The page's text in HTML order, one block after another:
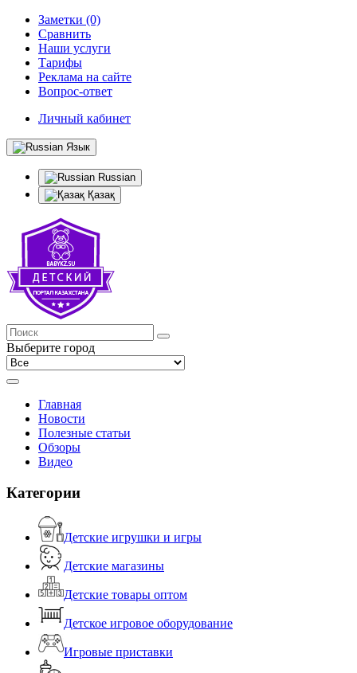
Заметки (0)
Сравнить
Наши услуги
Тарифы
Реклама на сайте
Вопрос-ответ
Личный кабинет
Язык
Russian
Қазақ
Выберите город
Главная
Новости
Полезные статьи
Обзоры
Видео
Категории
Детские игрушки и игры
Детские магазины
Детские товары оптом
Детское игровое оборудование
Игровые приставки